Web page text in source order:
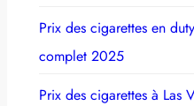
Prix des cigarettes en
complet 2025
Prix des cigarettes à Las